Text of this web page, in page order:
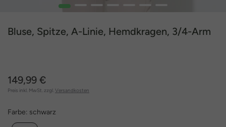
1 2 3 6 7
Bluse, Spitze, A-Linie, Hemdkragen, 3/4-Arm
149,99 €
Preis inkl. MwSt. zzgl. Versandkosten
Farbe: schwarz